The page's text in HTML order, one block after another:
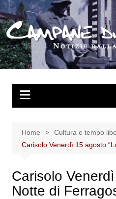
Salta
al
contenuto
Home
Cultura e tempo
Carisolo Venerdì 15 agosto
Carisolo
Notte di